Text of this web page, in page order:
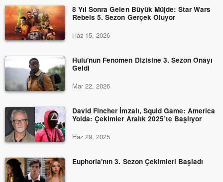
8 Yıl Sonra Gelen Büyük Müjde: Star Wars
Rebels 5. Sezon Gerçek Oluyor
Haz 15, 2026
Hulu'nun Fenomen Dizisine 3. Sezon Onayı
Geldi
Mar 22, 2026
David Fincher İmzalı, Squid Game: America
Yolda: Çekimler Aralık 2025’te Başlıyor
Haz 29, 2025
Euphoria'nın 3. Sezon Çekimleri Başladı